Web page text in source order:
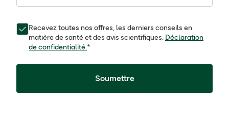
Recevez toutes nos offres, les derniers conseils en
matière de santé et des avis scientifiques. Déclaration
de confidentialité.*
Soumettre